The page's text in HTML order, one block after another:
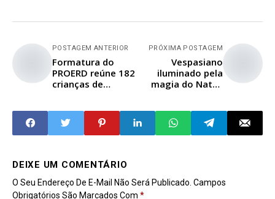
POSTAGEM ANTERIOR
Formatura do
PROERD reúne 182
crianças de
evento lúdico e
educativo
PRÓXIMA POSTAGEM
Vespasiano
iluminado pela
magia do Natal:
de encanto e
alegria
DEIXE UM COMENTÁRIO
O Seu Endereço De E-Mail Não Será Publicado. Campos
Obrigatórios São Marcados Com *